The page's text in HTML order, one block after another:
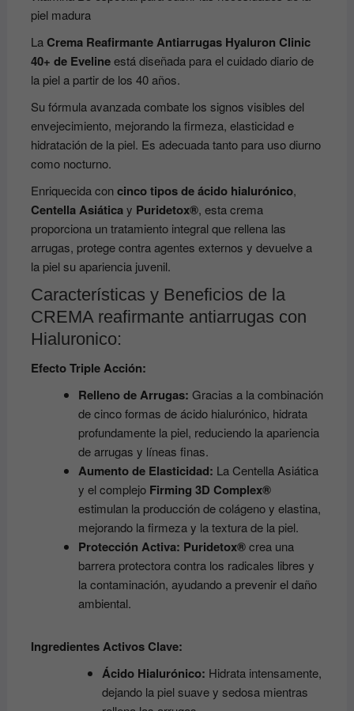
piel madura
LaCrema Reafirmante Antiarrugas Hyaluron Clinic
40+ de Evelineestá diseñada para el cuidado diario de
la piel a partir de los 40 años.
Su fórmula avanzada combate los signos visibles del
envejecimiento, mejorando la firmeza, elasticidad e
hidratación de la piel. Es adecuada tanto para uso diurno
como nocturno.
Enriquecida concinco tipos de ácido hialurónico,
Centella Asiáticay Puridetox®, esta crema
proporciona un tratamiento integral que rellena las
arrugas, protege contra agentes externos y devuelve a
la piel su apariencia juvenil.
Características y Beneficios de la
CREMA reafirmante antiarrugas con
Hialuronico:
Efecto Triple Acción:
Relleno de Arrugas: Gracias a la combinación
de cinco formas de ácido hialurónico, hidrata
profundamente la piel, reduciendo la apariencia
de arrugas y líneas finas.
Aumento de Elasticidad: La Centella Asiática
y el complejo Firming 3D Complex®
estimulan la producción de colágeno y elastina,
mejorando la firmeza y la textura de la piel.
Protección Activa: Puridetox®crea una
barrera protectora contra los radicales libres y
la contaminación, ayudando a prevenir el daño
ambiental.
Ingredientes Activos Clave:
Ácido Hialurónico: Hidrata intensamente,
dejando la piel suave y sedosa mientras